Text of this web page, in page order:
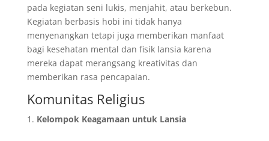
pada kegiatan seni lukis, menjahit, atau berkebun.
Kegiatan berbasis hobi ini tidak hanya
menyenangkan tetapi juga memberikan manfaat
bagi kesehatan mental dan fisik lansia karena
mereka dapat merangsang kreativitas dan
memberikan rasa pencapaian.
Komunitas Religius
Kelompok Keagamaan untuk Lansia